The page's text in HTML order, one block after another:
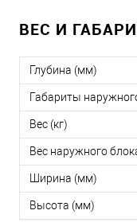
ВЕС И
Глубина (мм)
Габариты
Вес (кг)
Вес наружного
Ширина (мм)
Высота (мм)